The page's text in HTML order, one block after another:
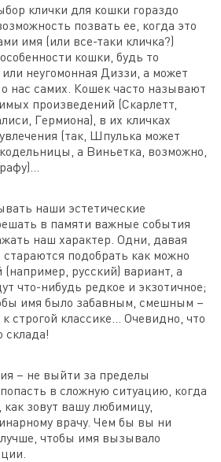
клички для кошки гораздо
позвать ее, когда это
имя (или все-таки кличка?)
кошки, будь то
неугомонная Диззи, а может
нас самих. Кошек часто называют
произведений (Скарлетт,
Гермиона), в их кличках
(так, Шпулька может
а Виньетка, возможно,
наши эстетические
в памяти важные события
наш характер. Одни, давая
подобрать как можно
русский) вариант, а
что-нибудь редкое и экзотичное;
имя было забавным, смешным –
строгой классике… Очевидно, что
склада!
– не выйти за пределы
в сложную ситуацию, когда
зовут вашу любимицу,
врачу. Чем бы вы ни
чтобы имя вызывало